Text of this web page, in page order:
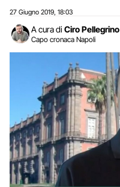
27 Giugno 2019 18:03
A cura di Ciro Pellegrino
Capo cronaca Napoli